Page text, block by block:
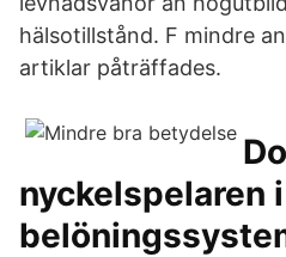
hälsotillstånd. F mindre
artiklar påträffades.
nyckelspelaren